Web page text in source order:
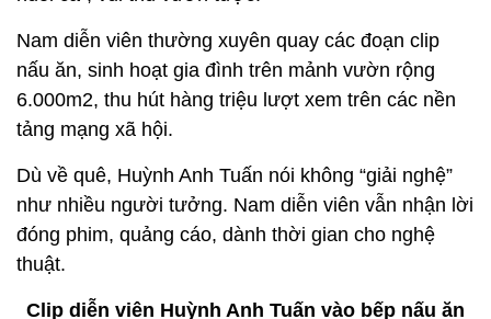
Nam diễn viên thường xuyên quay các đoạn clip
nấu ăn, sinh hoạt gia đình trên mảnh vườn rộng
6.000m2, thu hút hàng triệu lượt xem trên các nền
tảng mạng xã hội.
Dù về quê, Huỳnh Anh Tuấn nói không “giải nghệ”
như nhiều người tưởng. Nam diễn viên vẫn nhận lời
đóng phim, quảng cáo, dành thời gian cho nghệ
thuật.
Clip diễn viên Huỳnh Anh Tuấn vào bếp nấu ăn